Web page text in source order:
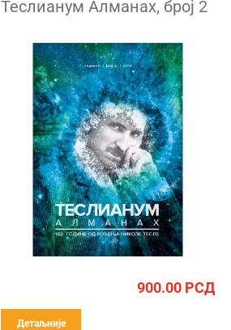
Теслианум Алманах, број 2
900.00РСД
Детаљније